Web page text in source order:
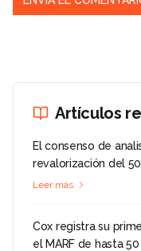
Artículos
El consenso de
revalorización del
Leer más
Cox registra su
el MARF de hasta